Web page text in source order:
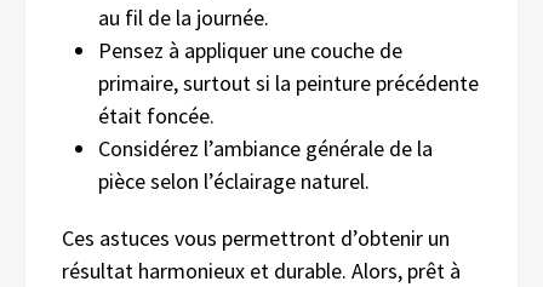
au fil de la journée.
Pensez à appliquer une couche de
primaire, surtout si la peinture précédente
était foncée.
Considérez l’ambiance générale de la
pièce selon l’éclairage naturel.
Ces astuces vous permettront d’obtenir un
résultat harmonieux et durable. Alors, prêt à